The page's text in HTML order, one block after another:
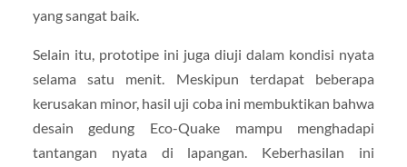
yang sangat baik.
Selain itu, prototipe ini juga diuji dalam kondisi nyata
selama satu menit. Meskipun terdapat beberapa
kerusakan minor, hasil uji coba ini membuktikan bahwa
desain gedung Eco-Quake mampu menghadapi
tantangan nyata di lapangan. Keberhasilan ini